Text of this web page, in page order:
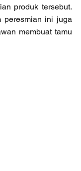
produk tersebut.
peresmian ini juga
membuat tamu